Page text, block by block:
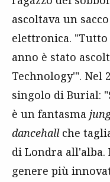
ascoltava un
elettronica.
anno è stato
Technology'". Nel
singolo di Burial:
è un fantasma
dancehallche
di Londra
genere più